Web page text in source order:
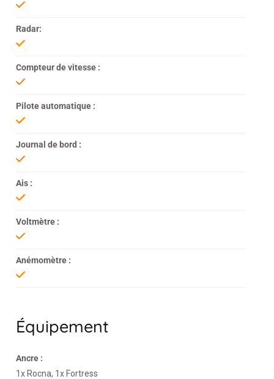
Radar:
Compteur de vitesse :
Pilote automatique :
Journal de bord :
Ais :
Voltmètre :
Anémomètre :
Équipement
Ancre :
1x Rocna, 1x Fortress